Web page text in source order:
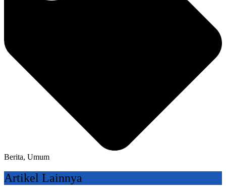
Berita, Umum
Artikel Lainnya